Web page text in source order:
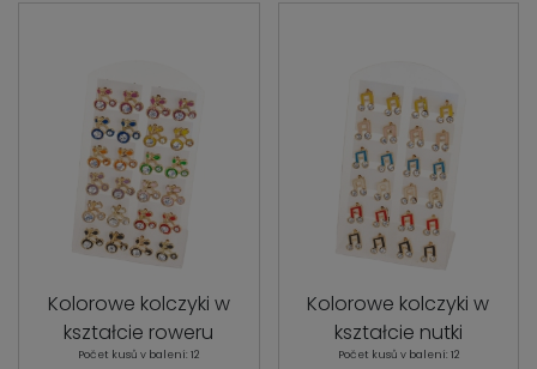
Kolorowe kolczyki w
kształcie roweru
Počet kusů v balení: 12
Kolorowe kolczyki w
kształcie nutki
Počet kusů v balení: 12